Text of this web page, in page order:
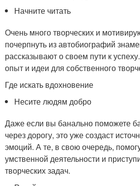
Начните читать
Очень много творческих и
почерпнуть из автобиографий
рассказывают о своем пути к
опыт и идеи для собственного
Где искать вдохновение
Несите людям добро
Даже если вы банально поможете
через дорогу, это уже создаст
эмоций. А те, в свою очередь,
умственной деятельности и
творческих задач.